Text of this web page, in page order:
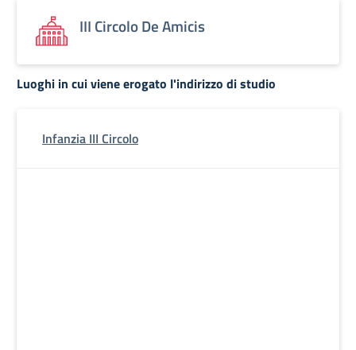
III Circolo De Amicis
Luoghi in cui viene erogato l'indirizzo di studio
Infanzia III Circolo